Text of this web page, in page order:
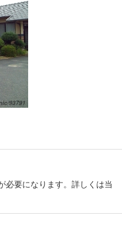
必要になります。詳しくは当